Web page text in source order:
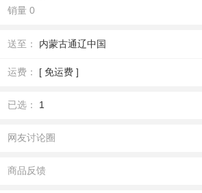
销量 0
送至： 内蒙古通辽中国
运费： [ 免运费 ]
已选： 1
网友讨论圈
商品反馈